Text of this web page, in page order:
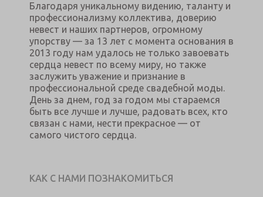
Благодаря уникальному видению, таланту и
профессионализму коллектива, доверию
невест и наших партнеров, огромному
упорству — за 13 лет с момента основания в
2013 году нам удалось не только завоевать
сердца невест по всему миру, но также
заслужить уважение и признание в
профессиональной среде свадебной моды.
День за днем, год за годом мы стараемся
быть все лучше и лучше, радовать всех, кто
связан с нами, нести прекрасное — от
самого чистого сердца.
КАК С НАМИ ПОЗНАКОМИТЬСЯ